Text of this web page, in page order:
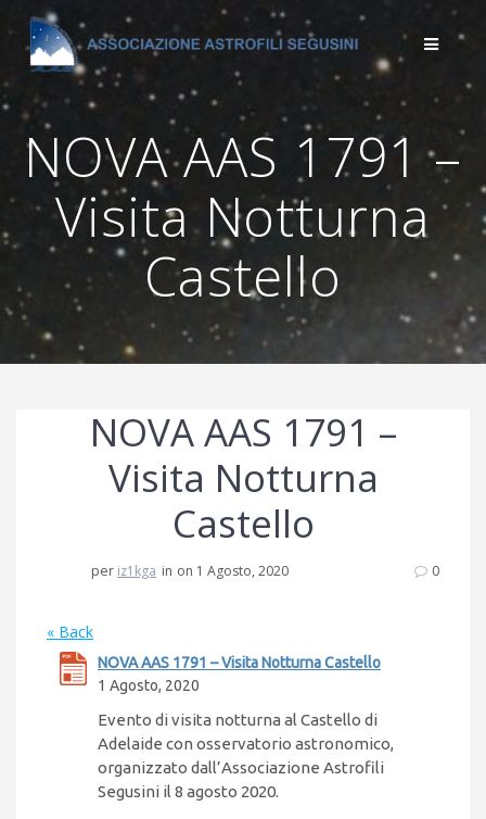
Salta
al
contenuto
NOVA AAS 1791 –
Visita Notturna
Castello
NOVA AAS 1791 –
Visita Notturna
Castello
per iz1kga in on 1 Agosto, 2020 0
« Back
NOVA AAS 1791 – Visita Notturna Castello
1 Agosto, 2020
Evento di visita notturna al Castello di
Adelaide con osservatorio astronomico,
organizzato dall’Associazione Astrofili
Segusini il 8 agosto 2020.